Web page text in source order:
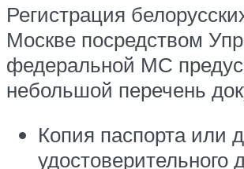
Регистрация
Москве посредством
федеральной МС
небольшой перечень
Копия паспорта или
удостоверительного